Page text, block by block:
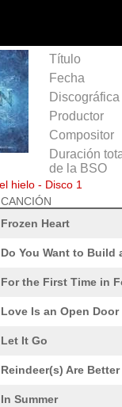
Título
Fecha
Discográfica
Productor
Compositor
Duración
de la BSO
hielo - Disco 1
CANCIÓN
Frozen Heart
Do You Want to Build
For the First Time in
Love Is an Open Door
Let It Go
Reindeer(s) Are
In Summer